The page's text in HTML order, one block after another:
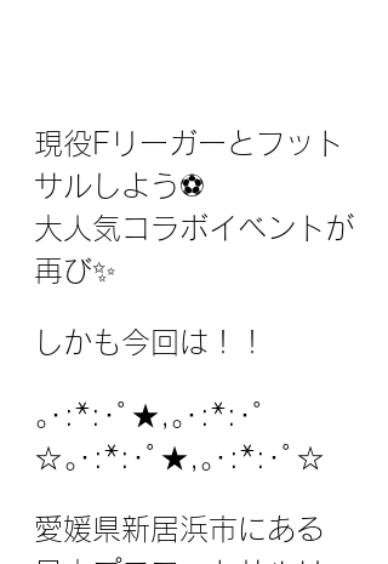
現役Fリーガーとフット
サルしよう⚽️⁣
大人気コラボイベントが
再び✨
しかも今回は！！
⁣｡･:*:･ﾟ★,｡･:*:･ﾟ
☆｡･:*:･ﾟ★,｡･:*:･ﾟ☆⁡⁣
愛媛県新居浜市にある